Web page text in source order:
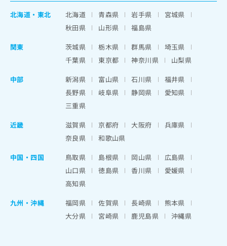
北海道 ・ 東北 北海道 青森県 岩手県
宮城県
秋田県
山形県
福島県
関東
茨城県 栃木県 群馬県
埼玉県
千葉県
東京都 神奈川県
山梨県
中部
新潟県 富山県 石川県
福井県
長野県
岐阜県 静岡県
愛知県
三重県
近畿
滋賀県 京都府 大阪府
兵庫県
奈良県
和歌山県
中国・四国
鳥取県 島根県 岡山県
広島県
山口県
徳島県 香川県
愛媛県
高知県
九州・沖縄
福岡県 佐賀県 長崎県
熊本県
大分県
宮崎県 鹿児島県 沖縄県